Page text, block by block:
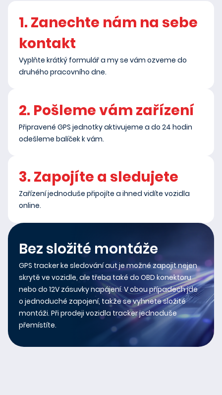
1. Zanechte nám na sebe
kontakt
Vyplňte krátký formulář a my se vám ozveme do
druhého pracovního dne.
2. Pošleme vám zařízení
Připravené GPS jednotky aktivujeme a do 24 hodin
odešleme balíček k vám.
3. Zapojíte a sledujete
Zařízení jednoduše připojíte a ihned vidíte vozidla
online.
Bez složité montáže
GPS tracker ke sledování aut je možné zapojit nejen
skrytě ve vozidle, ale třeba také do OBD konektoru
nebo do 12V zásuvky napájení. V obou případech jde
o jednoduché zapojení, takže se vyhnete složité
montáži. Při prodeji vozidla tracker jednoduše
přemístíte.